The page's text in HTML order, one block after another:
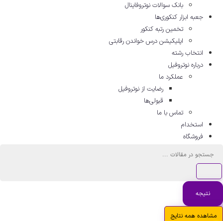
بانک سوالات نوتروفاینال
جعبه ابزار کنکوری‌ها
تخمین رتبه کنکور
اپلیکیشن درس خواندن رقابتی
انتخاب رشته
درباره نوتروفیل
عملکرد ما
رضایت از نوتروفیل
قبولی‌ها
تماس با ما
استخدام
فروشگاه
نتیجه
مشاهده همه نتایج